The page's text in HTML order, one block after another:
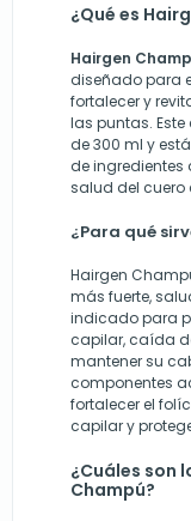
¿Qué es
Hairgen
diseñado para
fortalecer y
las puntas.
de 300 ml y
de
salud del cuero
¿Para qué
Hairgen
más fuerte,
indicado para
capilar, caída
mantener su
componentes
fortalecer el
capilar y
¿Cuáles son
Champú?